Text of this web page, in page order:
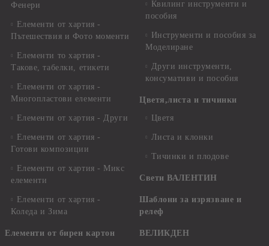
Фенери
Елементи от хартия -
Пътешествия и Фото моменти
Елементи то хартия -
Такове, табелки, етикети
Елементи от хартия -
Многопластови елементи
Елементи от хартия - Други
Елементи от хартия -
Готови композиции
Елементи от хартия - Микс
елементи
Елементи от хартия -
Коледа и Зима
Елементи от бирен картон
Квилинг инструменти и
пособия
Инструменти и пособия за
Моделиране
Други инструменти,
консумативи и пособия
Цветя,листа и тичинки
Цветя
Листа и клонки
Тичинки и плодове
Свети ВАЛЕНТИН
Шаблони за изрязване и
релеф
ВЕЛИКДЕН